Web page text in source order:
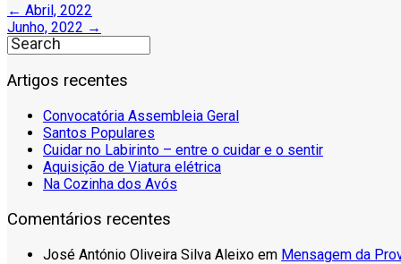
← Abril, 2022
Junho, 2022 →
Artigos recentes
Convocatória Assembleia Geral
Santos Populares
Cuidar no Labirinto – entre o cuidar e o sentir
Aquisição de Viatura elétrica
Na Cozinha dos Avós
Comentários recentes
José António Oliveira Silva Aleixo em Mensagem da